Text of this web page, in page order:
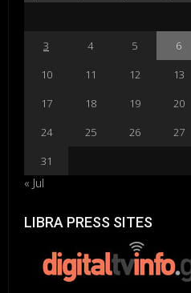
3
4 5 6
10
11 12 13
17
18 19 20
24
25 26 27
31
« Jul
LIBRA PRESS SITES